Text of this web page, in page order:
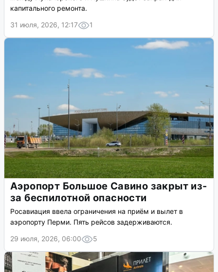
капитального ремонта.
31 июля, 2026, 12:17
1
Аэропорт Большое Савино закрыт из-
за беспилотной опасности
Росавиация ввела ограничения на приём и вылет в
аэропорту Перми. Пять рейсов задерживаются.
29 июля, 2026, 06:00
5